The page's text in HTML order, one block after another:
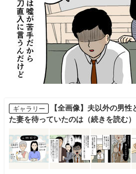
ギャラリー
【全画像】夫以外の男
た妻を待っていたのは（続きを読む）